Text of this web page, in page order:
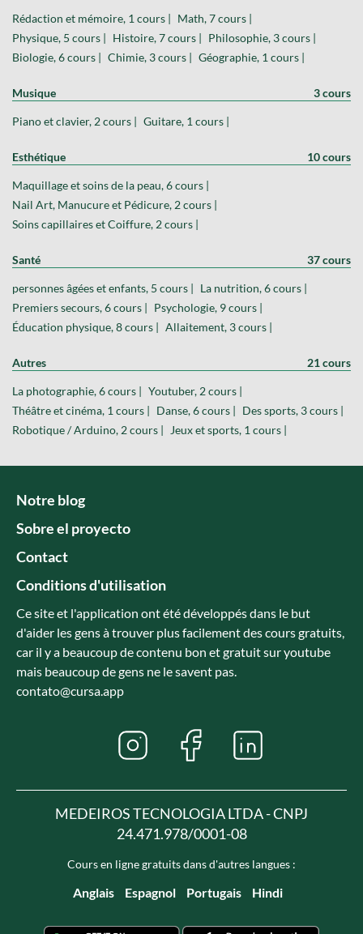
Rédaction et mémoire, 1 cours | Math, 7 cours |
Physique, 5 cours | Histoire, 7 cours | Philosophie, 3 cours |
Biologie, 6 cours | Chimie, 3 cours | Géographie, 1 cours |
Musique 3 cours
Piano et clavier, 2 cours | Guitare, 1 cours |
Esthétique 10 cours
Maquillage et soins de la peau, 6 cours |
Nail Art, Manucure et Pédicure, 2 cours |
Soins capillaires et Coiffure, 2 cours |
Santé 37 cours
personnes âgées et enfants, 5 cours | La nutrition, 6 cours |
Premiers secours, 6 cours | Psychologie, 9 cours |
Éducation physique, 8 cours | Allaitement, 3 cours |
Autres 21 cours
La photographie, 6 cours | Youtuber, 2 cours |
Théâtre et cinéma, 1 cours | Danse, 6 cours | Des sports, 3 cours |
Robotique / Arduino, 2 cours |
Jeux et sports, 1 cours |
Notre blog
Sobre el proyecto
Contact
Conditions d'utilisation
Ce site et l'application ont été développés dans le but
d'aider les gens à trouver plus facilement des cours gratuits,
car il y a beaucoup de contenu bon et gratuit sur youtube
mais beaucoup de gens ne le savent pas.
contato@cursa.app
MEDEIROS TECNOLOGIA LTDA - CNPJ
24.471.978/0001-08
Cours en ligne gratuits dans d'autres langues :
Anglais Espagnol Portugais Hindi